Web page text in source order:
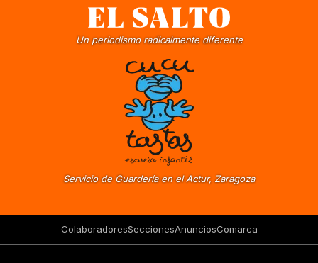
Un periodismo radicalmente diferente
Servicio de Guardería en el Actur, Zaragoza
ColaboradoresSeccionesAnunciosComarca